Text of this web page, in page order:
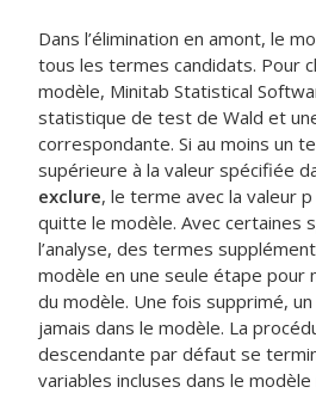
Dans l’élimination en amont, le
tous les termes candidats. Pour
modèle, Minitab Statistical
statistique de test de Wald et
correspondante. Si au moins un
supérieure à la valeur spécifiée
exclure, le terme avec la valeur
quitte le modèle. Avec certaines
l’analyse, des termes
modèle en une seule étape pour
du modèle. Une fois supprimé,
jamais dans le modèle. La
descendante par défaut se
variables incluses dans le